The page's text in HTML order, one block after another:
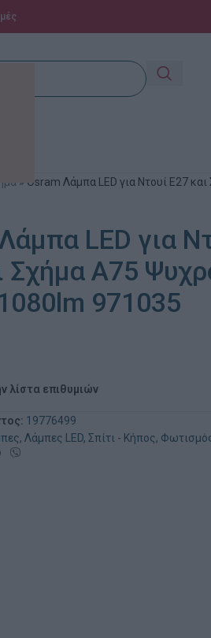
» Osram Λάμπα LED για Ντουί E27
LED για
Σχήμα A75
971035
λίστα επιθυμιών
19776499
, Λάμπες LED, Σπίτι - Κήπος,